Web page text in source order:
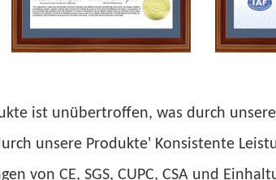
ist unübertroffen, was durch
unsere Produkte' Konsistente
von CE, SGS, CUPC, CSA und